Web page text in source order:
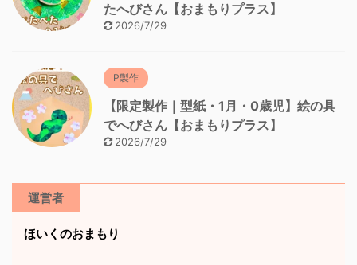
たへびさん【おまもりプラス】
2026/7/29
P製作
【限定製作｜型紙・1月・0歳児】絵の具
でへびさん【おまもりプラス】
2026/7/29
運営者
ほいくのおまもり